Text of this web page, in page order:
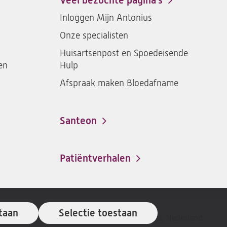
Selectie toestaan
santeon
ziekenhuis
op
Facebook
santeon
ziekenhuis
Instagram
santeon
LinkedIn
Inloggen Mijn Antonius
Onze specialisten
Huisartsenpost en Spoedeisende
Hulp
Afspraak maken Bloedafname
Santeon
(opent
een
tab)
Patiëntverhalen
© 2026 St. Antonius Ziekenhuis, Nederland